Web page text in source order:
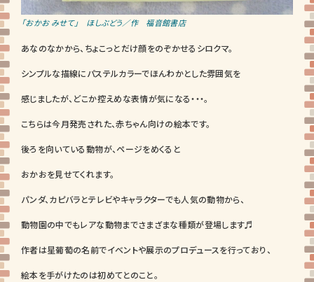
「おかお みせて」 ほしぶどう／作 福音館書店
あなのなかから、ちょこっとだけ顔をのぞかせるシロクマ。
シンプルな描線にパステルカラーでほんわかとした雰囲気を
感じましたが、どこか控えめな表情が気になる・・・。
こちらは今月発売された、赤ちゃん向けの絵本です。
後ろを向いている動物が、ページをめくると
おかおを見せてくれます。
パンダ、カピバラとテレビやキャラクターでも人気の動物から、
動物園の中でもレアな動物までさまざまな種類が登場します♬
作者は星葡萄の名前でイベントや展示のプロデュースを行っており、
絵本を手がけたのは初めてとのこと。